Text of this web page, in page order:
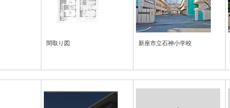
間取り図 新座市立石神小学校